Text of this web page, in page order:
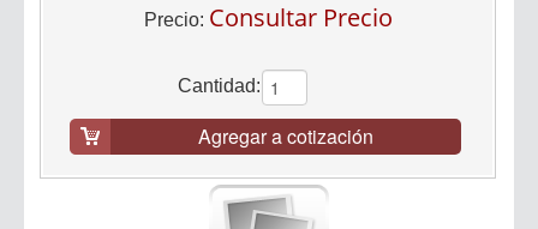
Precio: Consultar Precio
Cantidad:
Agregar a cotización